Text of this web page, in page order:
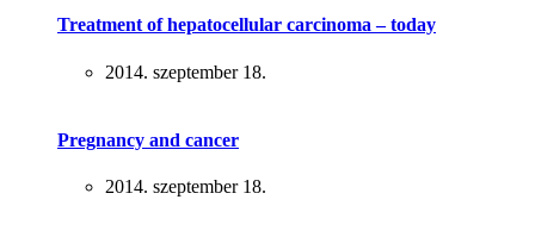
Treatment of hepatocellular carcinoma – today
2014. szeptember 18.
Pregnancy and cancer
2014. szeptember 18.